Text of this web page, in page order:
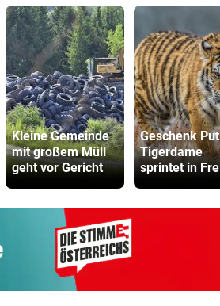
Kleine Gemeinde
mit großem Müll
geht vor Gericht
Geschenk
Tigerdame
sprintet in